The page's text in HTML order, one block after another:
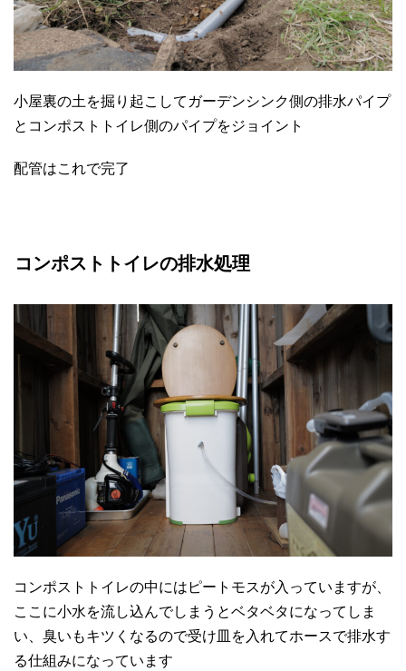
小屋裏の土を掘り起こしてガーデンシンク側の排水パイプ
とコンポストトイレ側のパイプをジョイント
配管はこれで完了
コンポストトイレの排水処理
コンポストトイレの中にはピートモスが入っていますが、
ここに小水を流し込んでしまうとベタベタになってしま
い、臭いもキツくなるので受け皿を入れてホースで排水す
る仕組みになっています